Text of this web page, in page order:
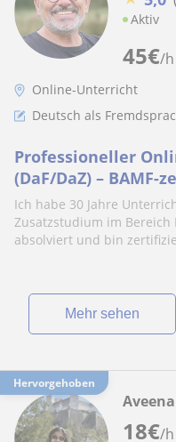
45€/h
Aktiv
Online-Unterricht
Deutsch als
Professioneller
(DaF/DaZ) – BAMF-
Ich habe 30 Jahre
Zusatzstudium im Bereich
absolviert und bin
Mehr sehen
Hervorgehoben
18€/h
Aveena